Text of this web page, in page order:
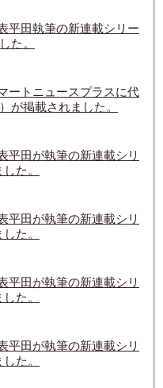
平田執筆の新連載シリー
た。
ートニュースプラスに代
が掲載されました。
平田が執筆の新連載シリ
た。
平田が執筆の新連載シリ
た。
平田が執筆の新連載シリ
た。
平田が執筆の新連載シリ
た。